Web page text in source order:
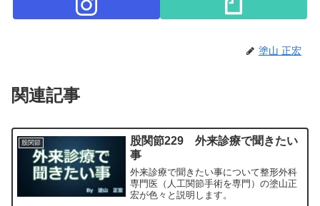
塗山 正宏
関連記事
股関節
股関節229 外来診療で聞きたい
事
外来診療で聞きたい事について整形外科
専門医（人工関節手術を専門）の塗山正
宏が色々と説明します。